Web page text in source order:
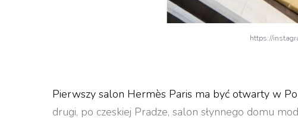
https://
Pierwszy salon Hermès Paris ma być otwarty w
drugi, po czeskiej Pradze, salon słynnego domu